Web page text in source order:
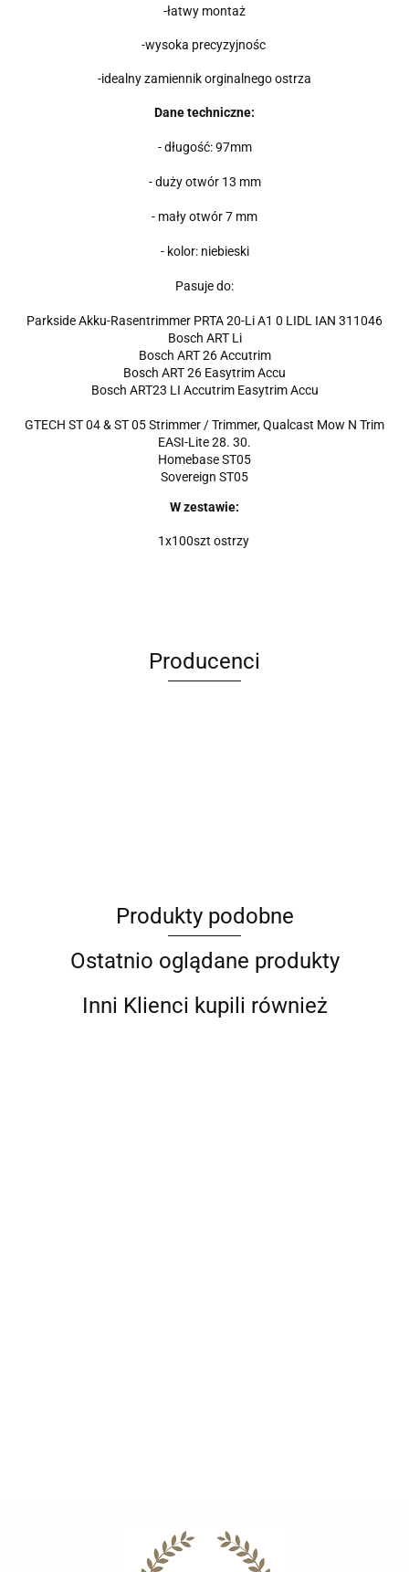
-łatwy montaż
-wysoka precyzyjnośc
-idealny zamiennik orginalnego ostrza
Dane techniczne:
- długość: 97mm
- duży otwór 13 mm
- mały otwór 7 mm
- kolor: niebieski
Pasuje do:
Parkside Akku-Rasentrimmer PRTA 20-Li A1 0 LIDL IAN 311046
Bosch ART Li
Bosch ART 26 Accutrim
Bosch ART 26 Easytrim Accu
Bosch ART23 LI Accutrim Easytrim Accu
GTECH ST 04 & ST 05 Strimmer / Trimmer, Qualcast Mow N Trim
EASI-Lite 28. 30.
Homebase ST05
Sovereign ST05
W zestawie:
1x100szt ostrzy
Producenci
Barut
Produkty podobne
Ostatnio oglądane produkty
Inni Klienci kupili również